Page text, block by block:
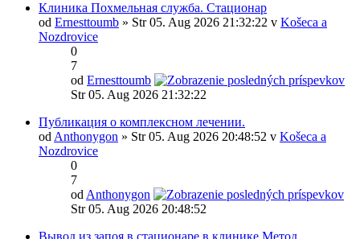
Клиника Похмельная служба. Стационар
od Ernesttoumb » Str 05. Aug 2026 21:32:22 v Košeca a
Nozdrovice
0
7
od Ernesttoumb
Str 05. Aug 2026 21:32:22
Публикация о комплексном лечении.
od Anthonygon » Str 05. Aug 2026 20:48:52 v Košeca a
Nozdrovice
0
7
od Anthonygon
Str 05. Aug 2026 20:48:52
Вывод из запоя в стационаре в клинике Метод